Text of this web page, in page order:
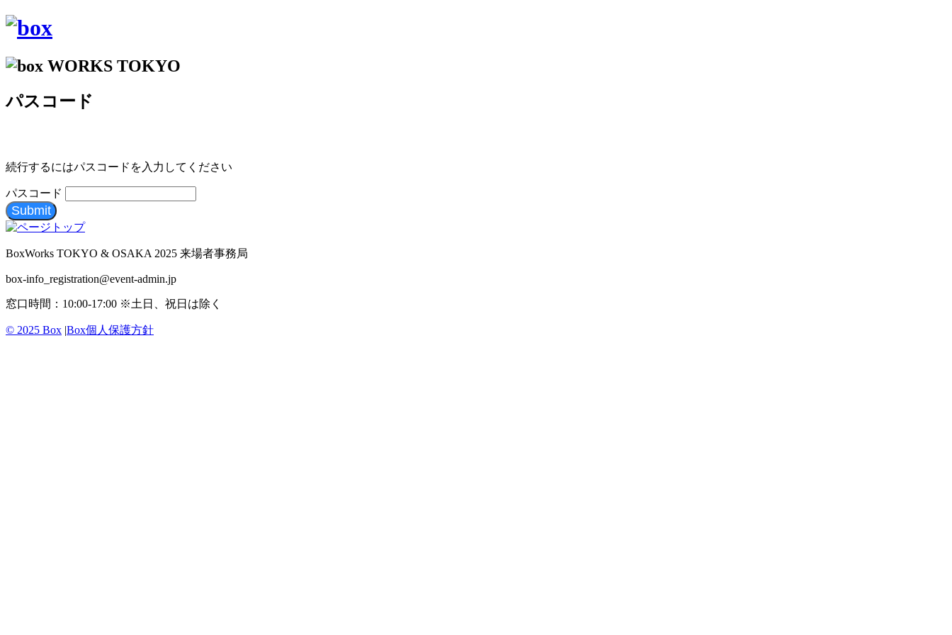
パスコード
続行するにはパスコードを入力してください
パスコード
Submit
BoxWorks TOKYO & OSAKA 2025 来場者事務局
box-info_registration@event-admin.jp
窓口時間：10:00-17:00 ※土日、祝日は除く
© 2025 Box |Box個人保護方針